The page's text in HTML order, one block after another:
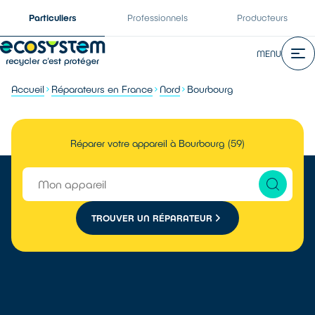
Particuliers Professionnels Producteurs
MENU
Accueil Réparateurs en France Nord Bourbourg
Réparer votre appareil à Bourbourg (59)
TROUVER UN RÉPARATEUR